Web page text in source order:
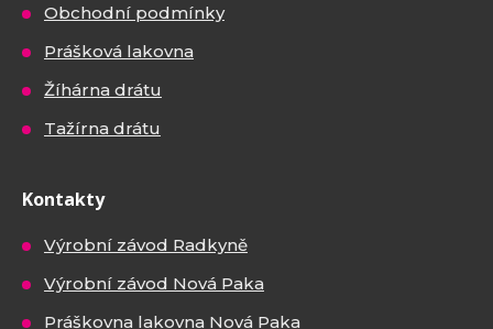
Obchodní podmínky
Prášková lakovna
Žíhárna drátu
Tažírna drátu
Kontakty
Výrobní závod Radkyně
Výrobní závod Nová Paka
Práškovna lakovna Nová Paka